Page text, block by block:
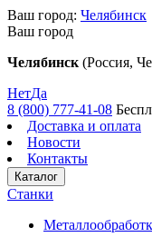
Ваш город: Челябинск
Ваш город
Челябинск (Россия,
НетДа
8 (800) 777-41-08
Доставка и оплата
Новости
Контакты
Каталог
Станки